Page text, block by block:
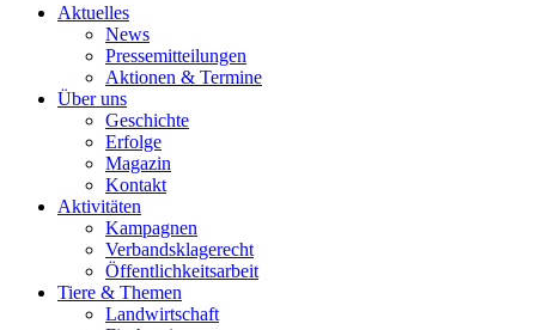
Aktuelles
News
Pressemitteilungen
Aktionen & Termine
Über uns
Geschichte
Erfolge
Magazin
Kontakt
Aktivitäten
Kampagnen
Verbandsklagerecht
Öffentlichkeitsarbeit
Tiere & Themen
Landwirtschaft